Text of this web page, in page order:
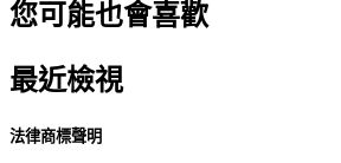
您可能也會喜歡
最近檢視
法律商標聲明